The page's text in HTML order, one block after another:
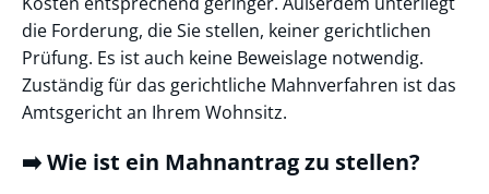
die Forderung, die Sie stellen, keiner gerichtlichen
Prüfung. Es ist auch keine Beweislage notwendig.
Zuständig für das gerichtliche Mahnverfahren ist das
Amtsgericht an Ihrem Wohnsitz.
➡️ Wie ist ein Mahnantrag zu stellen?